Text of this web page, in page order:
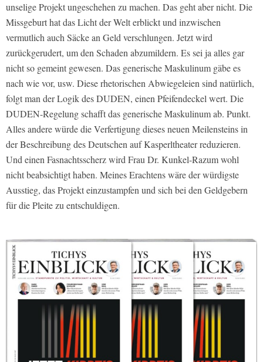
unselige Projekt ungeschehen zu machen. Das geht aber nicht. Die
Missgeburt hat das Licht der Welt erblickt und inzwischen
vermutlich auch Säcke an Geld verschlungen. Jetzt wird
zurückgerudert, um den Schaden abzumildern. Es sei ja alles gar
nicht so gemeint gewesen. Das generische Maskulinum gäbe es
nach wie vor, usw. Diese rhetorischen Abwiegeleien sind natürlich,
folgt man der Logik des DUDEN, einen Pfeifendeckel wert. Die
DUDEN-Regelung schafft das generische Maskulinum ab. Punkt.
Alles andere würde die Verfertigung dieses neuen Meilensteins in
der Beschreibung des Deutschen auf Kasperltheater reduzieren.
Und einen Fasnachtsscherz wird Frau Dr. Kunkel-Razum wohl
nicht beabsichtigt haben. Meines Erachtens wäre der würdigste
Ausstieg, das Projekt einzustampfen und sich bei den Geldgebern
für die Pleite zu entschuldigen.